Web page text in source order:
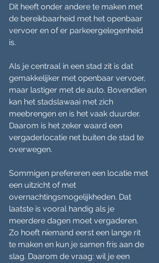
Dit heeft onder andere te maken met
de bereikbaarheid met het openbaar
vervoer en of er parkeergelegenheid
is.
Als je centraal in een stad zit is dat
gemakkelijker met openbaar vervoer,
maar lastiger met de auto. Bovendien
kan het stadslawaai met zich
meebrengen en is het vaak duurder.
Daarom is het zeker waard een
vergaderlocatie net buiten de stad te
overwegen.
Sommigen prefereren een locatie met
een uitzicht of met
overnachtingsmogelijkheden. Dat
laatste is vooral handig als je
meerdere dagen moet vergaderen.
Zo hoeft niemand eerst een lange rit
te maken en kun je samen fris aan de
slag. Daarom de vraag: wil je een